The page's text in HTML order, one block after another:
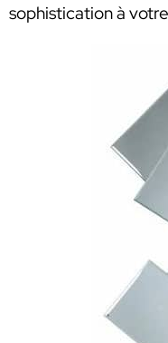
sophistication à